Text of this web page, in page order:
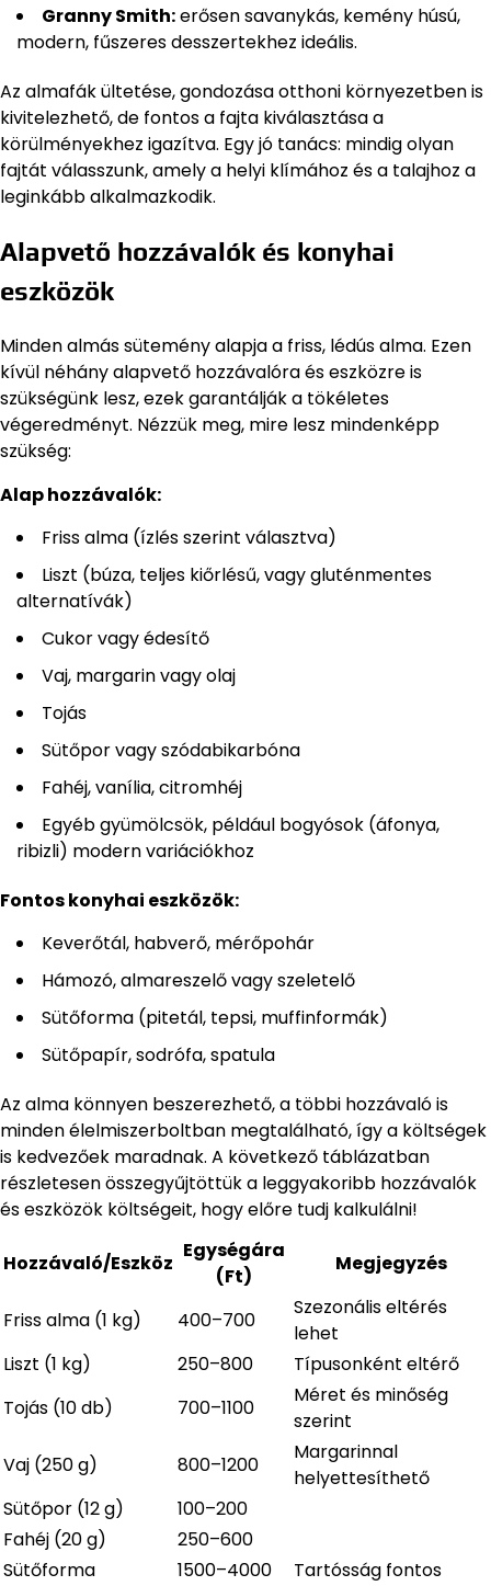
Granny Smith:erősen savanykás, kemény húsú,
modern, fűszeres desszertekhez ideális.
Az almafák ültetése, gondozása otthoni környezetben is
kivitelezhető, de fontos a fajta kiválasztása a
körülményekhez igazítva. Egy jó tanács: mindig olyan
fajtát válasszunk, amely a helyi klímához és a talajhoz a
leginkább alkalmazkodik.
Alapvető hozzávalók és konyhai
eszközök
Minden almás sütemény alapja a friss, lédús alma. Ezen
kívül néhány alapvető hozzávalóra és eszközre is
szükségünk lesz, ezek garantálják a tökéletes
végeredményt. Nézzük meg, mire lesz mindenképp
szükség:
Alap hozzávalók:
Friss alma (ízlés szerint választva)
Liszt (búza, teljes kiőrlésű, vagy gluténmentes
alternatívák)
Cukor vagy édesítő
Vaj, margarin vagy olaj
Tojás
Sütőpor vagy szódabikarbóna
Fahéj, vanília, citromhéj
Egyéb gyümölcsök, például bogyósok (áfonya,
ribizli) modern variációkhoz
Fontos konyhai eszközök:
Keverőtál, habverő, mérőpohár
Hámozó, almareszelő vagy szeletelő
Sütőforma (pitetál, tepsi, muffinformák)
Sütőpapír, sodrófa, spatula
Az alma könnyen beszerezhető, a többi hozzávaló is
minden élelmiszerboltban megtalálható, így a költségek
is kedvezőek maradnak. A következő táblázatban
részletesen összegyűjtöttük a leggyakoribb hozzávalók
és eszközök költségeit, hogy előre tudj kalkulálni!
Hozzávaló/Eszköz
Egységára
(Ft)
Megjegyzés
Friss alma (1 kg) 400–700
Szezonális eltérés
lehet
Liszt (1 kg)
250–800
Típusonként eltérő
Tojás (10 db)
700–1100
Méret és minőség
szerint
Vaj (250 g)
800–1200
Margarinnal
helyettesíthető
Sütőpor (12 g)
100–200
Fahéj (20 g)
250–600
Sütőforma
1500–4000 Tartósság fontos